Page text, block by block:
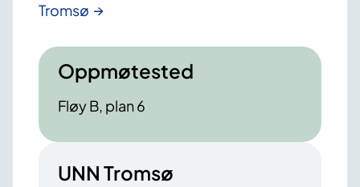
Tromsø
Oppmøtested
Fløy B, plan 6
UNN Tromsø